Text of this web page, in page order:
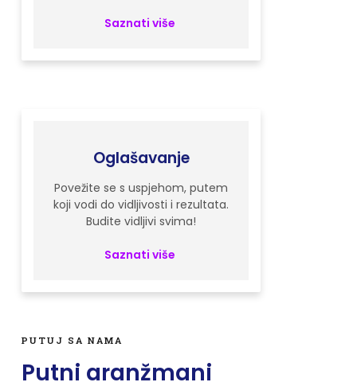
Saznati više
Oglašavanje
Povežite se s uspjehom, putem
koji vodi do vidljivosti i rezultata.
Budite vidljivi svima!
Saznati više
PUTUJ SA NAMA
Putni aranžmani